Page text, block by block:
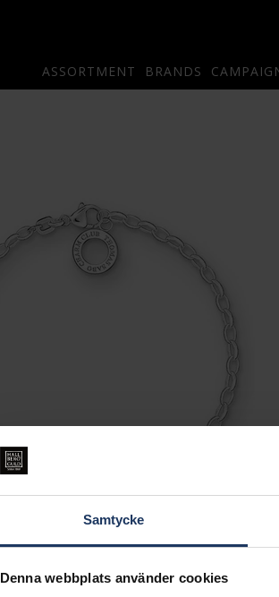
Samtycke
Denna webbplats använder cookies
ASSORTMENT BRANDS